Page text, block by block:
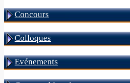
Concours
Colloques
Evénements